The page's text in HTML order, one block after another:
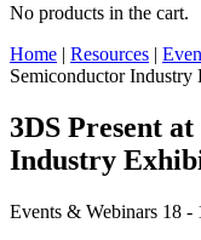
No products in the cart.
Home | Resources |
Semiconductor
3DS Present
Industry
Events & Webinars 18 -